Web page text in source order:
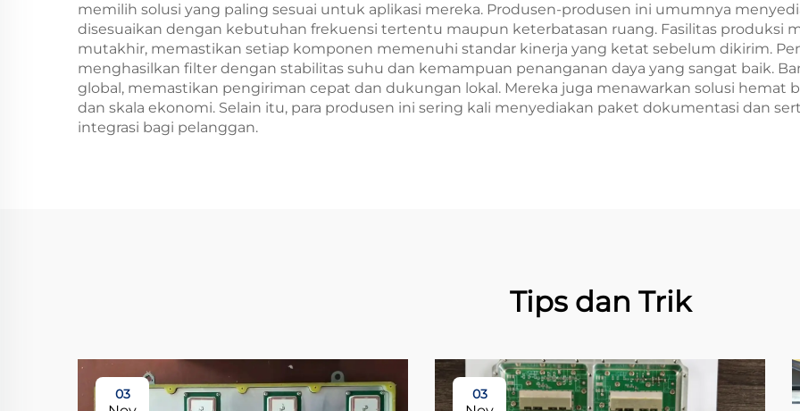
memilih solusi yang paling sesuai untuk aplikasi mereka. Produsen-produsen ini umumnya
disesuaikan dengan kebutuhan frekuensi tertentu maupun keterbatasan ruang. Fasilitas produksi
mutakhir, memastikan setiap komponen memenuhi standar kinerja yang ketat sebelum dikirim.
menghasilkan filter dengan stabilitas suhu dan kemampuan penanganan daya yang sangat baik.
global, memastikan pengiriman cepat dan dukungan lokal. Mereka juga menawarkan solusi hemat
dan skala ekonomi. Selain itu, para produsen ini sering kali menyediakan paket dokumentasi dan
integrasi bagi pelanggan.
Tips dan Trik
03 03